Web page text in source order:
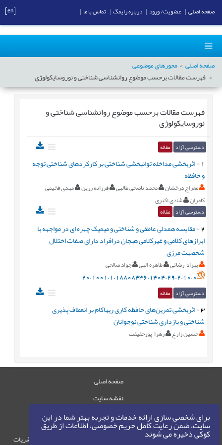
برای شخصی سازی ارائه خدمات و تجربه بهتر شما در این
سایت، ضمن رعایت کامل حریم خصوصی، اطلاعات از طریق
کوکی ذخیره می شوند
صفحه اصلی
محورهای موضوعی
فهرست مقالات برحسب موضوعروانشناسی شناختی و نوروسایکولوژی
فهرست مقالات برحسب موضوعروانشناسی شناختی و
نوروسایکولوژی
دسترسی آزاد مقاله
-اثربخشی مداخله توانبخشی شناختی بر کارکردهای شناختی توجه
و حافظه
معراج درخشان محمد ناصحی طالبی فرزانه زرین
مهدی فخیمی
کامران شادی اکبری
دسترسی آزاد مقاله
2
-مقایسه همدلی عاطفی و شناختی و میمیک چهره ای در مواجهه با
ابرازهای کلامی و غیرکلامی هیجان درافراد دارای صفات اختلال
شخصیت مرزی
بهزاد رضائی طاهره الهی جواد صالحی
20.1001.1.18808436.1404.29.2.10.0
دسترسی آزاد مقاله
3
-اثربخشی تمرین‌های حافظه کاری ریهاکام بر انعطاف پذیری
شناختی و بازداری شناختی نوجوانان
حسین زارع زهرا پورحقیقت
صفحه اصلی
نقشه سایت
تماس با ما
حقوق این وب‌سایت متعلق به سامانه مدیریت نشریات
صفحه اصلی عضویت/ ورود درباره رایمگ تماس با ما